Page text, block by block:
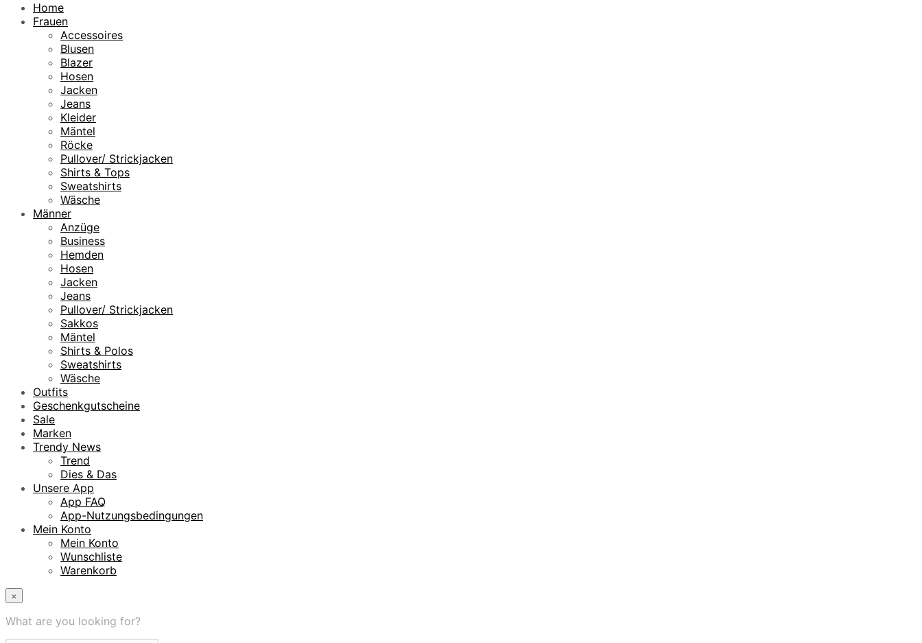
Home
Frauen
Accessoires
Blusen
Blazer
Hosen
Jacken
Jeans
Kleider
Mäntel
Röcke
Pullover/ Strickjacken
Shirts & Tops
Sweatshirts
Wäsche
Männer
Anzüge
Business
Hemden
Hosen
Jacken
Jeans
Pullover/ Strickjacken
Sakkos
Mäntel
Shirts & Polos
Sweatshirts
Wäsche
Outfits
Geschenkgutscheine
Sale
Marken
Trendy News
Trend
Dies & Das
Unsere App
App FAQ
App-Nutzungsbedingungen
Mein Konto
Mein Konto
Wunschliste
Warenkorb
×
What are you looking for?